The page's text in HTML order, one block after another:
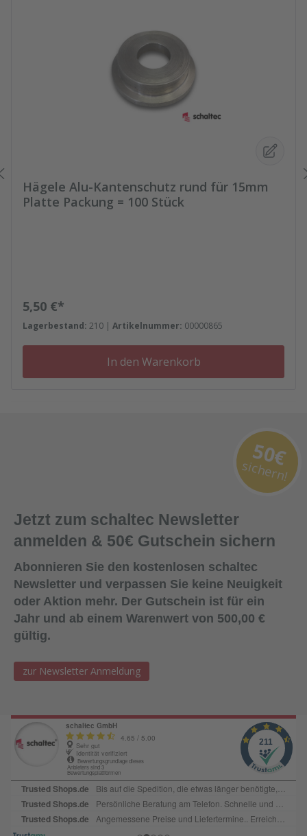
Hägele Alu-Kantenschutz rund für 15mm
Platte Packung = 100 Stück
Regulärer Preis:
5,50 €*
Lagerbestand: 210 | Artikelnummer: 00000865
In den Warenkorb
Jetzt zum schaltec Newsletter
anmelden & 50€ Gutschein sichern
Abonnieren Sie den kostenlosen schaltec
Newsletter und verpassen Sie keine Neuigkeit
oder Aktion mehr. Der Gutschein ist für ein
Jahr und ab einem Warenwert von 500,00 €
gültig.
zur Newsletter Anmeldung
50€
sichern!